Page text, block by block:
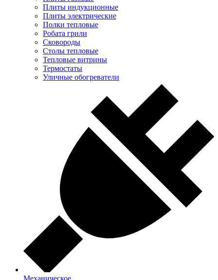
Плиты индукционные
Плиты электрические
Полки тепловые
Робата грили
Сковороды
Столы тепловые
Тепловые витрины
Термостаты
Уличные обогреватели
Механическое